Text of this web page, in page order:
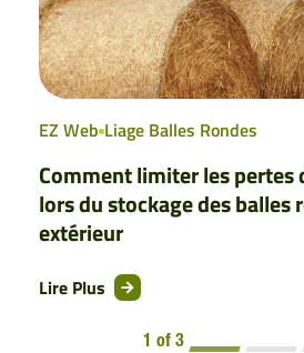
EZ Web Liage Balles Rondes
Comment limiter les pertes
lors du stockage des balles
extérieur
Lire Plus
1 of 3